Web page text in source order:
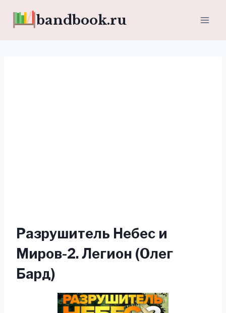
bandbook.ru
Разрушитель Небес и
Миров-2. Легион (Олег
Бард)